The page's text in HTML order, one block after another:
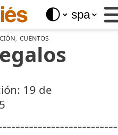
Business
Services
Libros
Ciempiés
, CUENTOS
19 de